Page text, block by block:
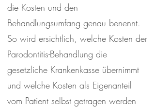
die Kosten und den
Behandlungsumfang genau benennt.
So wird ersichtlich, welche Kosten der
Parodontitis-Behandlung die
gesetzliche Krankenkasse übernimmt
und welche Kosten als Eigenanteil
vom Patient selbst getragen werden